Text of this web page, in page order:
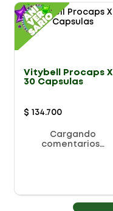
Vitybell Procaps X
30 Capsulas
$ 134.700
Cargando
comentarios…